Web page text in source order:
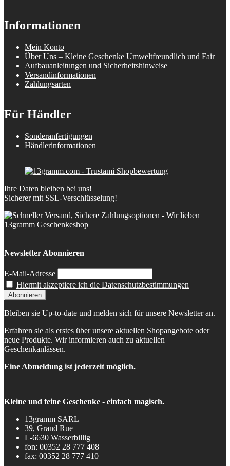
Informationen
Mein Konto
Über Uns – Kleine Geschenke Umweltfreundlich und Fair
Aufbauanleitungen und Sicherheitshinweise
Versandinformationen
Zahlungsarten
Für Händler
Sonderanfertigungen
Händlerinformationen
Ihre Daten bleiben bei uns!
Sicherer mit SSL-Verschlüsselung!
Newsletter Abonnieren
E-Mail-Adresse
Hiermit akzeptiere ich die Datenschutzbestimmungen
Bleiben sie Up-to-date und melden sich für unsere Newsletter an.
Erfahren sie als erstes über unsere aktuellen Shopangebote oder
neue Produkte. Wir informieren auch zu aktuellen
Geschenkanlässen.
Eine Abmeldung ist jederzeit möglich.
Kleine und feine Geschenke - einfach magisch.
13gramm SARL
39, Grand Rue
L-6630 Wasserbillig
fon: 00352 28 777 408
fax: 00352 28 777 410